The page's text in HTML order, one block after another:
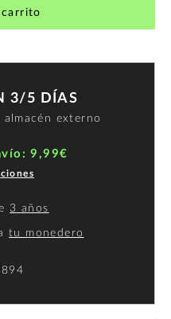
3/5 DÍAS
externo
9,99€
3 años
tu monedero